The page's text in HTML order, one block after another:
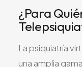
¿Para
La psiquiatría
una amplia